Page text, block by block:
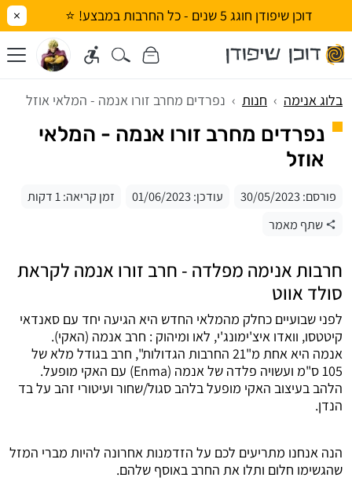
דוכן שיפודן חוגג 5 שנים - כל החרבות במבצע! ⭐ ×
בלוג אנימה חנות נפרדים מחרב זורו אנמה - המלאי אוזל
נפרדים מחרב זורו אנמה - המלאי
אוזל
פורסם: 30/05/2023 עודכן: 01/06/2023
זמן קריאה: 1 דקות
שתף מאמר
חרבות אנימה מפלדה - חרב זורו אנמה לקראת
סולד אווט
לפני שבועיים כחלק מהמלאי החדש היא הגיעה יחד עם סאנדאי
קיטטסו, וואדו איצ'ימונג'י, לאו ומיהוק : חרב אנמה (האקי).
אנמה היא אחת מ"21 החרבות הגדולות", חרב בגודל מלא של
105 ס"מ ועשויה פלדה של אנמה (Enma) עם האקי מופעל.
הלהב בעיצוב האקי מופעל בלהב סגול/שחור ועיטורי זהב על בד
הנדן.
הנה אנחנו מתריעים לכם על הזדמנות אחרונה להיות מברי המזל
שהגשימו חלום ותלו את החרב באוסף שלהם.